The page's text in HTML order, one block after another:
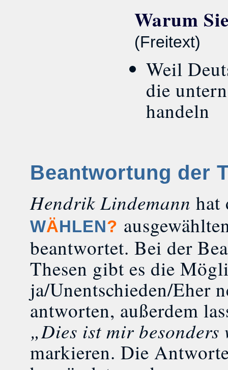
Warum
(Freitext)
Weil
die
handeln
Beantwortung der
Hendrik Lindemann hat
WÄHLEN?
beantwortet. Bei der
Thesen gibt es die
ja/Unentschieden/Eher
antworten, außerdem
„Dies ist mir
markieren. Die